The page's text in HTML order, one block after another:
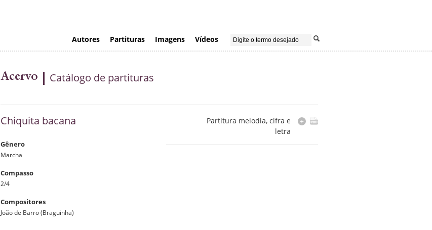
Autores Partituras Imagens Vídeos
Acervo Catálogo de partituras
Chiquita bacana
Gênero
Marcha
Compasso
2/4
Compositores
João de Barro (Braguinha)
Partitura melodia, cifra e
letra
+